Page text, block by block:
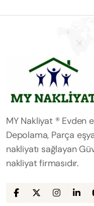
MY Nakliyat ® Evden
Depolama, Parça
nakliyatı sağlayan
nakliyat firmasıdır.